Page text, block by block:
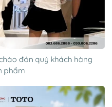
đón quý khách hàng
phẩm